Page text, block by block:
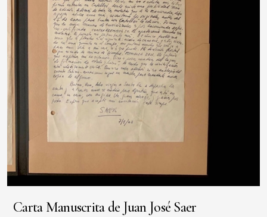
Carta Manuscrita de Juan José Saer